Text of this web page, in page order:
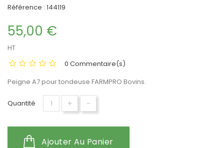
Référence : 144119
55,00 €
HT
0 Commentaire(s)
Peigne A7 pour tondeuse FARMPRO Bovins.
Quantité + -
Ajouter Au Panier